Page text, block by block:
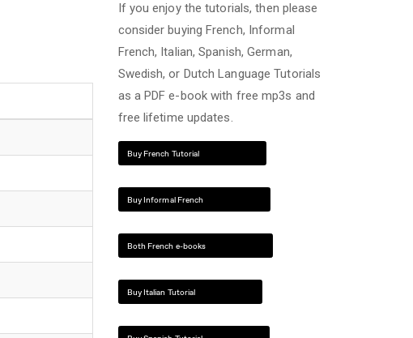
If you enjoy the tutorials, then please
consider buying French, Informal
French, Italian, Spanish, German,
Swedish, or Dutch Language Tutorials
as a PDF e-book with free mp3s and
free lifetime updates.
Buy French Tutorial
Buy Informal French
Both French e-books
Buy Italian Tutorial